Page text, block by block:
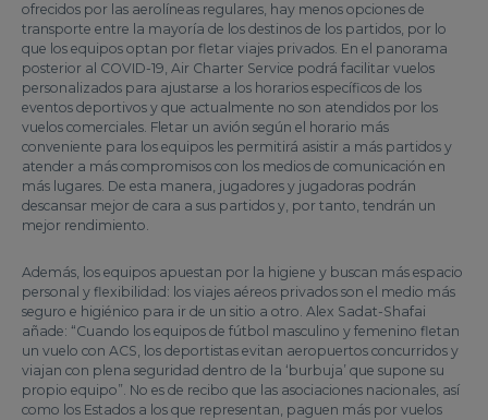
ofrecidos por las aerolíneas regulares, hay menos opciones de
transporte entre la mayoría de los destinos de los partidos, por lo
que los equipos optan por fletar viajes privados. En el panorama
posterior al COVID-19, Air Charter Service podrá facilitar vuelos
personalizados para ajustarse a los horarios específicos de los
eventos deportivos y que actualmente no son atendidos por los
vuelos comerciales. Fletar un avión según el horario más
conveniente para los equipos les permitirá asistir a más partidos y
atender a más compromisos con los medios de comunicación en
más lugares. De esta manera, jugadores y jugadoras podrán
descansar mejor de cara a sus partidos y, por tanto, tendrán un
mejor rendimiento.
Además, los equipos apuestan por la higiene y buscan más espacio
personal y flexibilidad: los viajes aéreos privados son el medio más
seguro e higiénico para ir de un sitio a otro. Alex Sadat-Shafai
añade: “Cuando los equipos de fútbol masculino y femenino fletan
un vuelo con ACS, los deportistas evitan aeropuertos concurridos y
viajan con plena seguridad dentro de la ‘burbuja’ que supone su
propio equipo”. No es de recibo que las asociaciones nacionales, así
como los Estados a los que representan, paguen más por vuelos